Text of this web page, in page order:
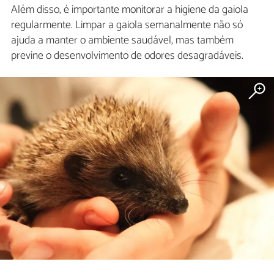
Além disso, é importante monitorar a higiene da gaiola
regularmente. Limpar a gaiola semanalmente não só
ajuda a manter o ambiente saudável, mas também
previne o desenvolvimento de odores desagradáveis.